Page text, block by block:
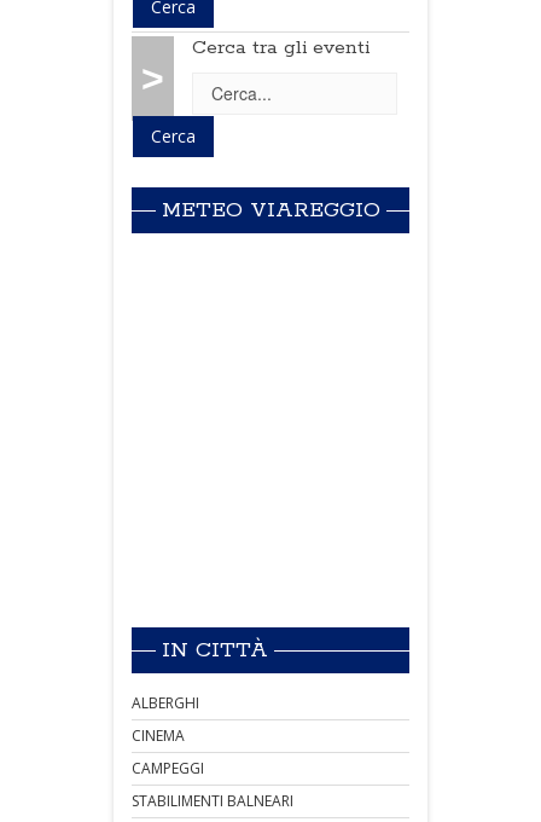
>
Cerca tra gli eventi
METEO VIAREGGIO
IN CITTÀ
ALBERGHI
CINEMA
CAMPEGGI
STABILIMENTI BALNEARI